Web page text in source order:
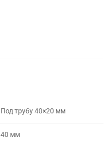
Под трубу 40×20 мм
40 мм